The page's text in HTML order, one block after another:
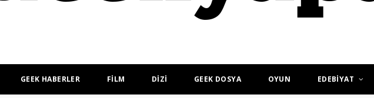
GEEK HABERLER FİLM DİZİ GEEK DOSYA OYUN EDEBİYAT